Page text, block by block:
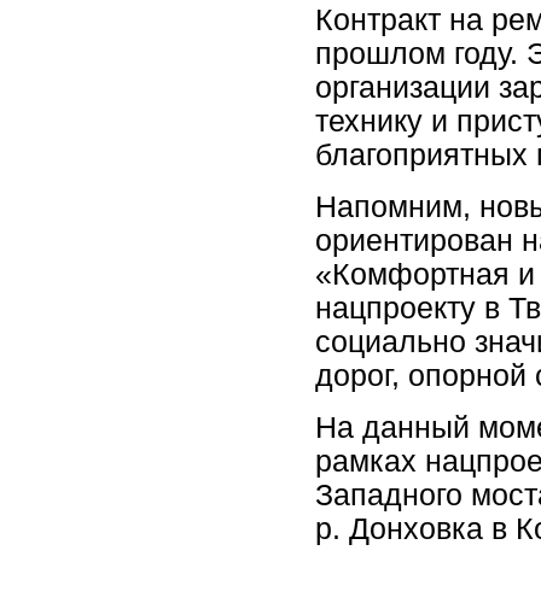
Контракт на
прошлом году.
организации
технику и
благоприятных
Напомним,
ориентирован
«Комфортная и
нацпроекту в
социально
дорог, опорной
На данный
рамках
Западного
р. Донховка в